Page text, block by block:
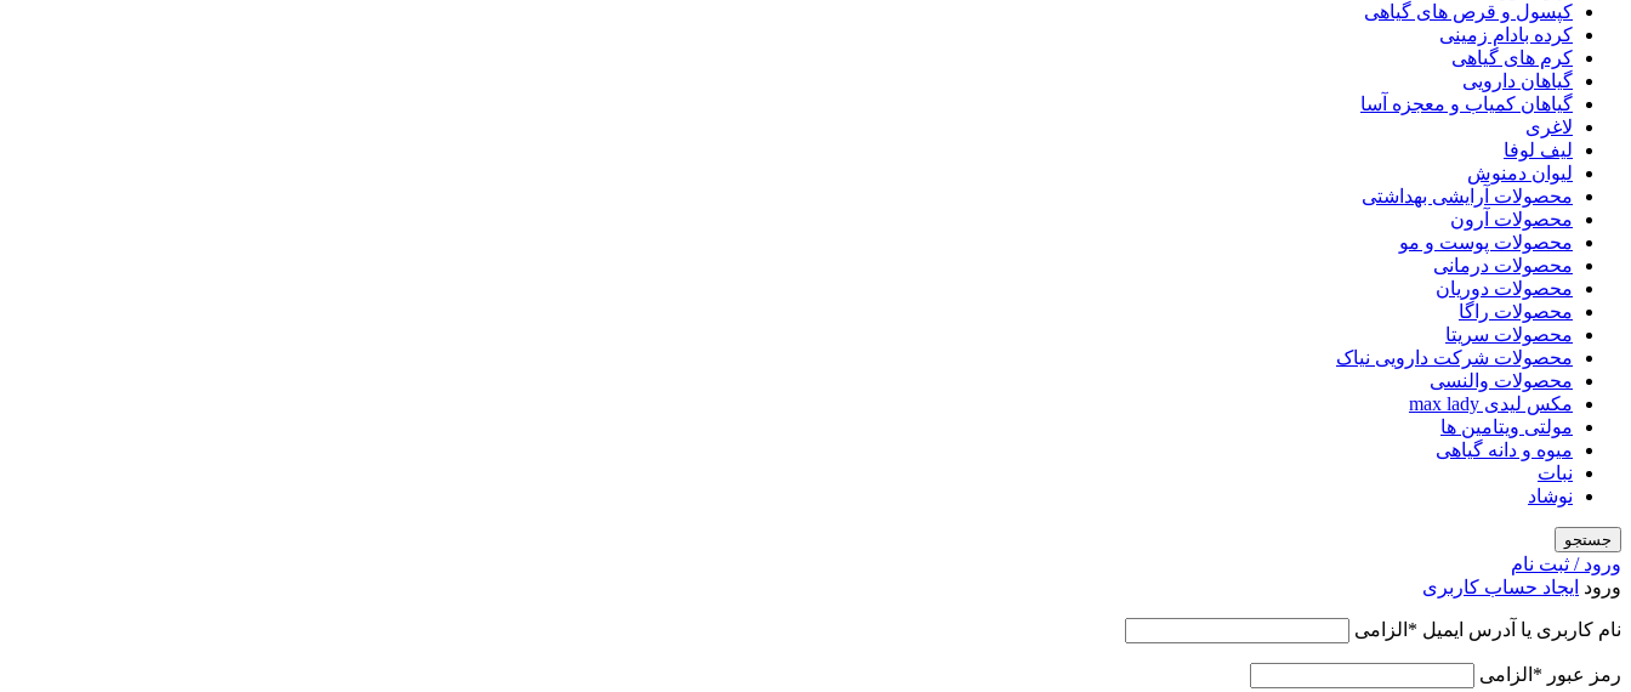
کپسول و قرص های گیاهی
کرده بادام زمینی
کرم های گیاهی
گیاهان دارویی
گیاهان کمیاب و معجزه آسا
لاغری
لیف لوفا
لیوان دمنوش
محصولات آرایشی بهداشتی
محصولات آرون
محصولات پوست و مو
محصولات درمانی
محصولات دوریان
محصولات راگا
محصولات سریتا
محصولات شرکت دارویی نیاک
محصولات والنسی
مکس لیدی max lady
مولتی ویتامین ها
میوه و دانه گیاهی
نبات
نوشاد
جستجو
ورود / ثبت نام
ورود ایجاد حساب کاربری
نام کاربری یا آدرس ایمیل * الزامی
رمز عبور * الزامی